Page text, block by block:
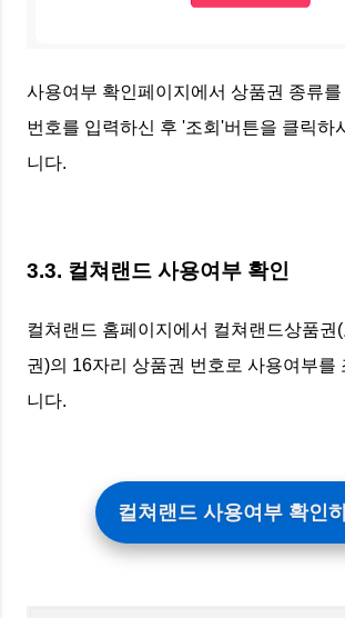
사용여부 확인페이지에서 상품권 종류
번호를 입력하신 후 '조회'버튼을 클릭하
니다.
3.3. 컬쳐랜드 사용여부 확인
컬쳐랜드 홈페이지에서 컬쳐랜드상품권
권)의 16자리 상품권 번호로 사용여부를
니다.
컬쳐랜드 사용여부 확인